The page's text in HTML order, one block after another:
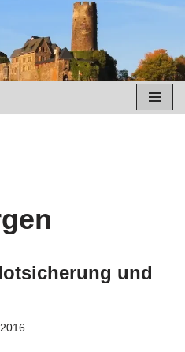
und